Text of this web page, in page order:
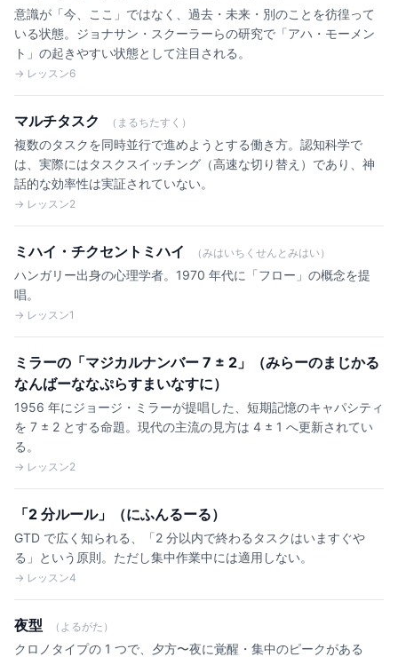
意識が「今、ここ」ではなく、過去・未来・別のことを彷徨って
いる状態。ジョナサン・スクーラーらの研究で「アハ・モーメン
ト」の起きやすい状態として注目される。
→ レッスン6
マルチタスク （まるちたすく）
複数のタスクを同時並行で進めようとする働き方。認知科学で
は、実際にはタスクスイッチング（高速な切り替え）であり、神
話的な効率性は実証されていない。
→ レッスン2
ミハイ・チクセントミハイ （みはいちくせんとみはい）
ハンガリー出身の心理学者。1970 年代に「フロー」の概念を提
唱。
→ レッスン1
ミラーの「マジカルナンバー 7 ± 2」（みらーのまじかる
なんばーななぷらすまいなすに）
1956 年にジョージ・ミラーが提唱した、短期記憶のキャパシティ
を 7 ± 2 とする命題。現代の主流の見方は 4 ± 1 へ更新されてい
る。
→ レッスン2
「2 分ルール」（にふんるーる）
GTD で広く知られる、「2 分以内で終わるタスクはいますぐや
る」という原則。ただし集中作業中には適用しない。
→ レッスン4
夜型 （よるがた）
クロノタイプの 1 つで、夕方〜夜に覚醒・集中のピークがある